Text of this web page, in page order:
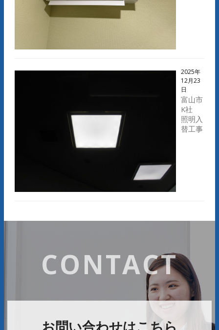
2025年
12月23
日
富山市
K社
照明入
替工事
CONTACT
お問い合わせはこちら